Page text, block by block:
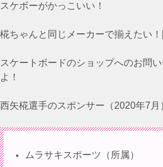
スケボーがかっこいい！
椛ちゃんと同じメーカーで揃えたい！
スケートボードのショップへのお問
よ！
西矢椛選手のスポンサー（2020年7月
ムラサキスポーツ（所属）